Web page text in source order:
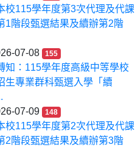
校115學年度第3次代理及代課
1階段甄選結果及續辦第2階
07-08
155
知：115學年度高級中等學校
生專業群科甄選入學「續
07-09
148
校115學年度第2次代理及代課
2階段甄選結果及續辦第3階